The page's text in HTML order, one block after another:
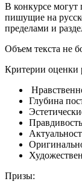
В конкурсе могут
пишущие на
пределами и
Объем текста не
Критерии оценки
Глубина
Призы: